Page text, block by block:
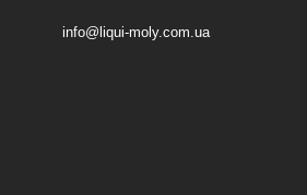
info@liqui-moly.com.ua